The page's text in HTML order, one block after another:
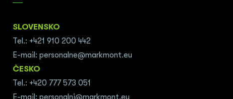
SLOVENSKO
Tel.: +421 910 200 442
E-mail: personalne@markmont.eu
ČESKO
Tel.: +420 777 573 051
E-mail: personalni@markmont.eu